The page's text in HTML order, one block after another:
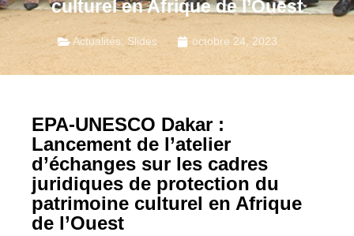
culturel en Afrique de l’Ouest
Actualités, Slides octobre 24, 2023
EPA-UNESCO Dakar :
Lancement de l’atelier
d’échanges sur les cadres
juridiques de protection du
patrimoine culturel en Afrique
de l’Ouest